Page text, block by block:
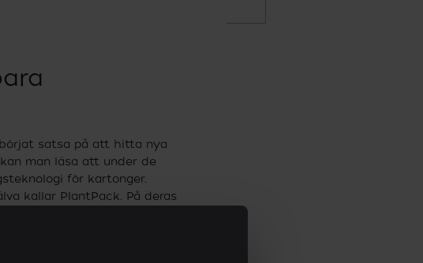
satsa på att hitta nya
man läsa att under de
för kartonger.
kallar PlantPack. På deras
återvinningsbara 2025 och
eller återvunnet